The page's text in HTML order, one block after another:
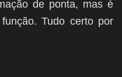
de ponta, mas é
Tudo certo por